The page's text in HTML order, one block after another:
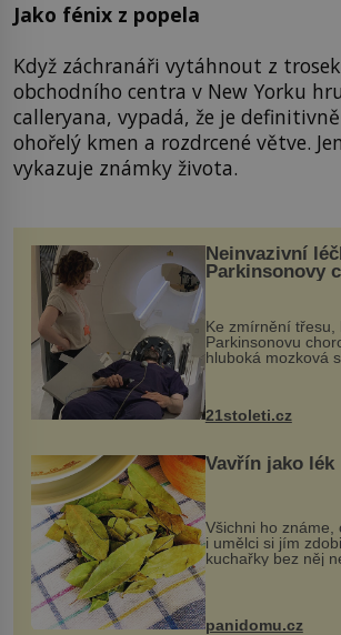
Jako fénix z popela
Když záchranáři vytáhnout z
obchodního centra v New Yorku
calleryana, vypadá, že je
ohořelý kmen a rozdrcené větve.
vykazuje známky života.
Neinvazivní
Parkinsonovy
Ke zmírnění třesu,
Parkinsonovu
hluboká mozková
však vyžaduje
k dostatečně
21stoleti.cz
Vavřín jako lék
Všichni ho známe,
i umělci si jím
kuchařky bez něj
nevíte, že bobkový
zmírnit některé
Obsahuje v malém
panidomu.cz